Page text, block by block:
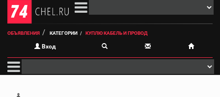
ОБЪЯВЛЕНИЯ КАТЕГОРИИ КУПЛЮ КАБЕЛЬ И ПРОВОД
Вход